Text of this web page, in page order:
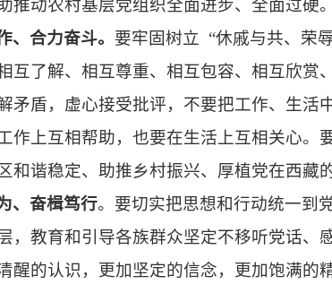
推动农村基层党组织全面进步、全面过硬。
、合力奋斗。 要牢固树立
“休戚与共、荣
互了解、相互尊重、相互包容、相互欣
矛盾，虚心接受批评，不要把工作、生活
作上互相帮助，也要在生活上互相关心。
和谐稳定、助推乡村振兴、厚植党在西藏
、奋楫笃行。要切实把思想和行动统一到
，教育和引导各族群众坚定不移听党话、
醒的认识，更加坚定的信念，更加饱满